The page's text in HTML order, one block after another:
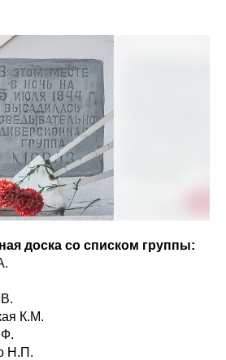
доска со списком группы:
К.М.
Н.П.